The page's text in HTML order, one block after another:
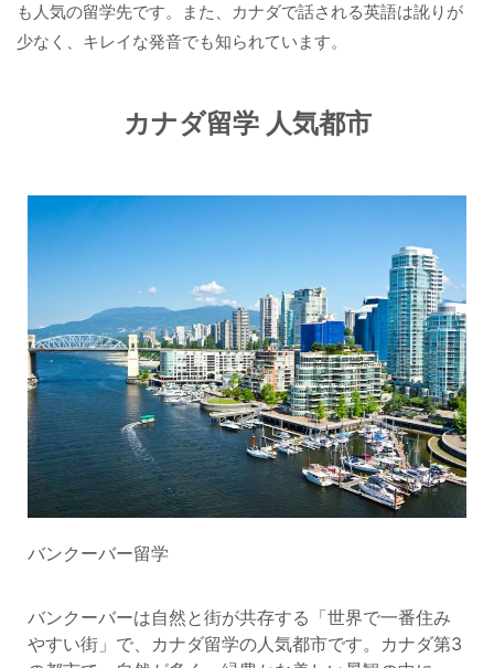
も人気の留学先です。また、カナダで話される英語は訛りが
少なく、キレイな発音でも知られています。
カナダ留学 人気都市​
バンクーバー留学
バンクーバーは自然と街が共存する「世界で一番住み
やすい街」で、 カナダ留学の人気都市です。カナダ第3